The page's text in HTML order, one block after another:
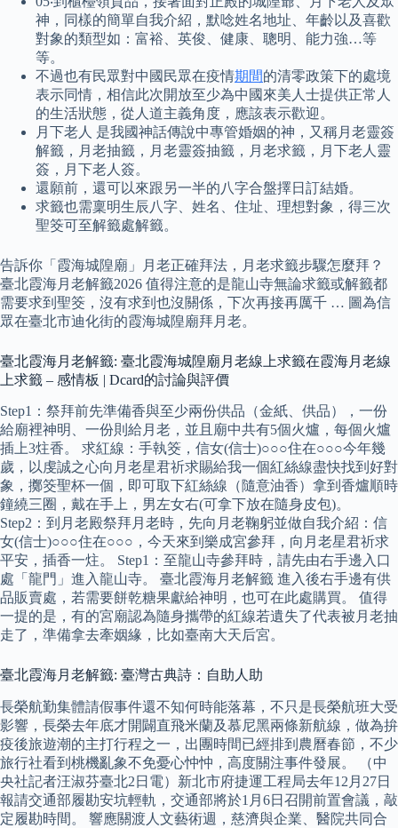
神，同樣的簡單自我介紹，默唸姓名地址、年齡以及喜歡
對象的類型如：富裕、英俊、健康、聰明、能力強…等
等。
不過也有民眾對中國民眾在疫情期間的清零政策下的處境
表示同情，相信此次開放至少為中國來美人士提供正常人
的生活狀態，從人道主義角度，應該表示歡迎。
月下老人 是我國神話傳說中專管婚姻的神，又稱月老靈簽
解籤，月老抽籤，月老靈簽抽籤，月老求籤，月下老人靈
簽，月下老人簽。
還願前，還可以來跟另一半的八字合盤擇日訂結婚。
求籤也需稟明生辰八字、姓名、住址、理想對象，得三次
聖筊可至解籤處解籤。
告訴你「霞海城隍廟」月老正確拜法，月老求籤步驟怎麼拜？
臺北霞海月老解籤2026 值得注意的是龍山寺無論求籤或解籤都
需要求到聖筊，沒有求到也沒關係，下次再接再厲千 … 圖為信
眾在臺北市迪化街的霞海城隍廟拜月老。
臺北霞海月老解籤: 臺北霞海城隍廟月老線上求籤在霞海月老線
上求籤 – 感情板 | Dcard的討論與評價
Step1：祭拜前先準備香與至少兩份供品（金紙、供品），一份
給廟裡神明、一份則給月老，並且廟中共有5個火爐，每個火爐
插上3炷香。 求紅線：手執筊，信女(信士)○○○住在○○○今年幾
歲，以虔誠之心向月老星君祈求賜給我一個紅絲線盡快找到好對
象，擲筊聖杯一個，即可取下紅絲線（隨意油香）拿到香爐順時
鐘繞三圈，戴在手上，男左女右(可拿下放在隨身皮包)。
Step2：到月老殿祭拜月老時，先向月老鞠躬並做自我介紹：信
女(信士)○○○住在○○○，今天來到樂成宮參拜，向月老星君祈求
平安，插香一炷。 Step1：至龍山寺參拜時，請先由右手邊入口
處「龍門」進入龍山寺。 臺北霞海月老解籤 進入後右手邊有供
品販賣處，若需要餅乾糖果獻給神明，也可在此處購買。 值得
一提的是，有的宮廟認為隨身攜帶的紅線若遺失了代表被月老抽
走了，準備拿去牽姻緣，比如臺南大天后宮。
臺北霞海月老解籤: 臺灣古典詩：自助人助
長榮航勤集體請假事件還不知何時能落幕，不只是長榮航班大受
影響，長榮去年底才開闢直飛米蘭及慕尼黑兩條新航線，做為拚
疫後旅遊潮的主打行程之一，出團時間已經排到農曆春節，不少
旅行社看到桃機亂象不免憂心忡忡，高度關注事件發展。 （中
央社記者汪淑芬臺北2日電）新北市府捷運工程局去年12月27日
報請交通部履勘安坑輕軌，交通部將於1月6日召開前置會議，敲
定履勘時間。 響應關渡人文藝術週，慈濟與企業、醫院共同合